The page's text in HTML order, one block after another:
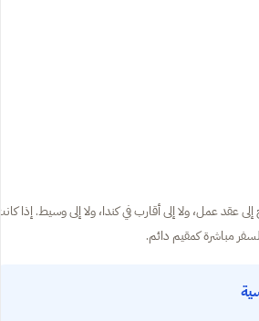
إلى عقد عمل، ولا إلى أقارب في كندا، ولا إلى وسيط. إذا
مباشرة كمقيم دائم.